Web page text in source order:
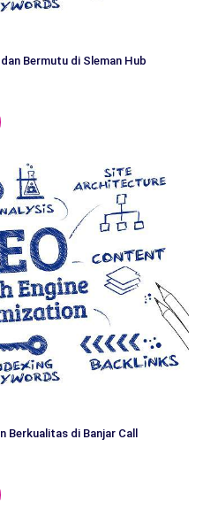
Bermutu di Sleman Hub
Berkualitas di Banjar Call